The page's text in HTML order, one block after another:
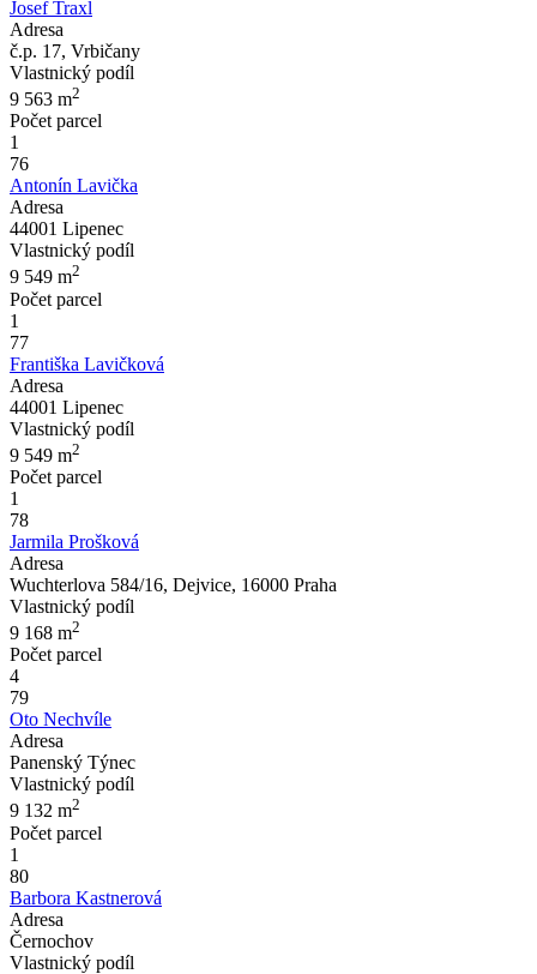
Josef Traxl
Adresa
č.p. 17, Vrbičany
Vlastnický podíl
9 563 m2
Počet parcel
1
76
Antonín Lavička
Adresa
44001 Lipenec
Vlastnický podíl
9 549 m2
Počet parcel
1
77
Františka Lavičková
Adresa
44001 Lipenec
Vlastnický podíl
9 549 m2
Počet parcel
1
78
Jarmila Prošková
Adresa
Wuchterlova 584/16, Dejvice, 16000 Praha
Vlastnický podíl
9 168 m2
Počet parcel
4
79
Oto Nechvíle
Adresa
Panenský Týnec
Vlastnický podíl
9 132 m2
Počet parcel
1
80
Barbora Kastnerová
Adresa
Černochov
Vlastnický podíl